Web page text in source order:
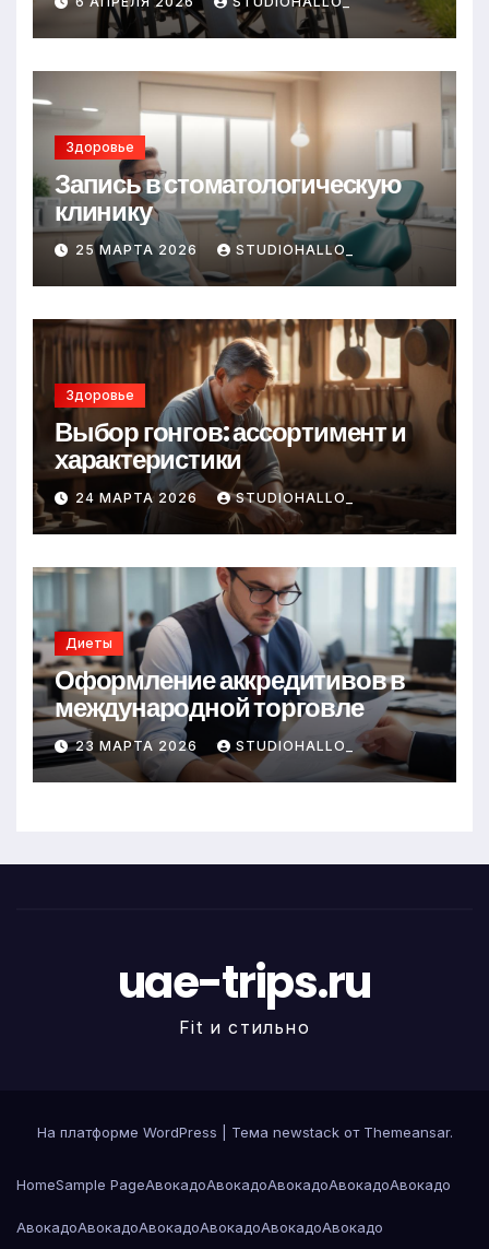
Здоровье
Запись в стоматологическую
клинику
25 МАРТА 2026 STUDIOHALLO_
Здоровье
Выбор гонгов: ассортимент и
характеристики
24 МАРТА 2026 STUDIOHALLO_
Диеты
Оформление аккредитивов в
международной торговле
23 МАРТА 2026 STUDIOHALLO_
uae-trips.ru
Fit и стильно
На платформе WordPress Тема newstack от Themeansar.
HomeSample PageАвокадоАвокадоАвокадоАвокадоАвокадо
АвокадоАвокадоАвокадоАвокадоАвокадоАвокадо